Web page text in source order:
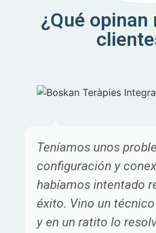
¿Qué
Teníamos unos
configuración y
habíamos intentado
éxito. Vino un
y en un ratito lo